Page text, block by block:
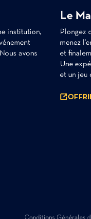
institution,
avons
Le
Plongez
menez
et
Une
et un jeu
Conditions Générales